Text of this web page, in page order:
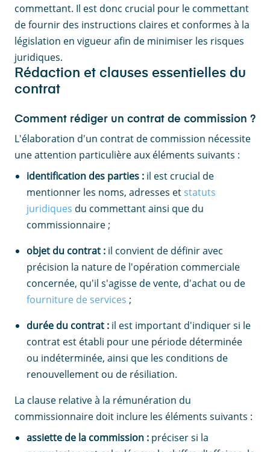
commettant. Il est donc crucial pour le commettant
de fournir des instructions claires et conformes à la
législation en vigueur afin de minimiser les risques
juridiques.
Rédaction et clauses essentielles du
contrat
Comment rédiger un contrat de commission ?
L'élaboration d'un contrat de commission nécessite
une attention particulière aux éléments suivants :
identification des parties : il est crucial de
mentionner les noms, adresses etstatuts
juridiques du commettant ainsi que du
commissionnaire ;
objet du contrat : il convient de définir avec
précision la nature de l'opération commerciale
concernée, qu'il s'agisse de vente, d'achat ou de
fourniture de services ;
durée du contrat : il est important d'indiquer si le
contrat est établi pour une période déterminée
ou indéterminée, ainsi que les conditions de
renouvellement ou de résiliation.
La clause relative à la rémunération du
commissionnaire doit inclure les éléments suivants :
assiette de la commission : préciser si la